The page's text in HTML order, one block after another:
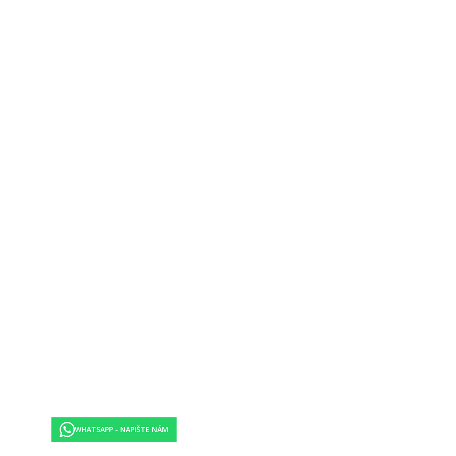
písečnou pláž v malebné zátoce, s řadou restaurací a barů, včetně foodtrucku, venkovní bazén pro relaxaci a fitness centrum.
bazény, bar u bazénu, terasa s lehátky, slunečníky a osuškami zdarma.
Na Joaneta (bufetovou formou, vč. show cooking i a la carte servisu), plážové osušky na pokojích, vyhrazená parkovací místa a privátní
uvedené vybavení)
za poplatek. Restaurace The Beach house u pláže s relax zónou s lehátky.
menu
Pohyb po areálu a vstup do bazénu speciálně upraven.
barech a restauracích, nevyčerpaný zůstatek bude na konci pobytu vrácen.
na kategorii hotelu. Taxa není zahrnuta v ceně zájezdu a musí být uhrazena klientem přímo na recepci hotelu. Rozsah a kvalita
hygienických či protiepidemických opatření v dané destinaci.
WHATSAPP - NAPIŠTE NÁM